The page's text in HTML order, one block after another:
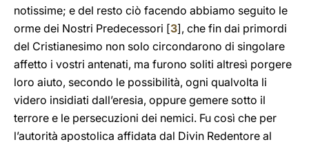
notissime; e del resto ciò facendo abbiamo seguito le
orme dei Nostri Predecessori [3], che fin dai primordi
del Cristianesimo non solo circondarono di singolare
affetto i vostri antenati, ma furono soliti altresì porgere
loro aiuto, secondo le possibilità, ogni qualvolta li
videro insidiati dall’eresia, oppure gemere sotto il
terrore e le persecuzioni dei nemici. Fu così che per
l’autorità apostolica affidata dal Divin Redentore al